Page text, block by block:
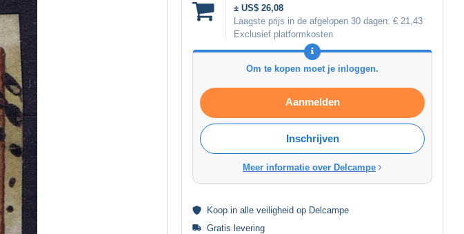
± US$ 26,08
Laagste prijs in de afgelopen 30 dagen: € 21,43
Exclusief platformkosten
Om te kopen moet je inloggen.
Aanmelden
Inschrijven
Meer informatie over Delcampe
Koop in alle veiligheid op Delcampe
Gratis levering